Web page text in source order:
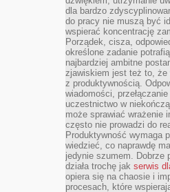
dla bardzo
do pracy nie muszą być
wspierać koncentrację
Porządek, cisza,
określone zadanie
najbardziej ambitne
zjawiskiem jest też to,
z produktywnością.
wiadomości,
uczestnictwo w
może sprawiać wrażenie
często nie prowadzi do
Produktywność wymaga
wiedzieć, co naprawdę
jedynie szumem. Dobrze
działa trochę jak serwis
opiera się na chaosie i
procesach, które